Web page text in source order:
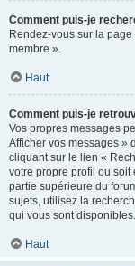
Comment puis-je
Rendez-vous sur la
membre ».
Haut
Comment puis-je
Vos propres messages
Afficher vos messages »
cliquant sur le lien «
votre propre profil ou
partie supérieure du
sujets, utilisez la
qui vous sont disponibles.
Haut